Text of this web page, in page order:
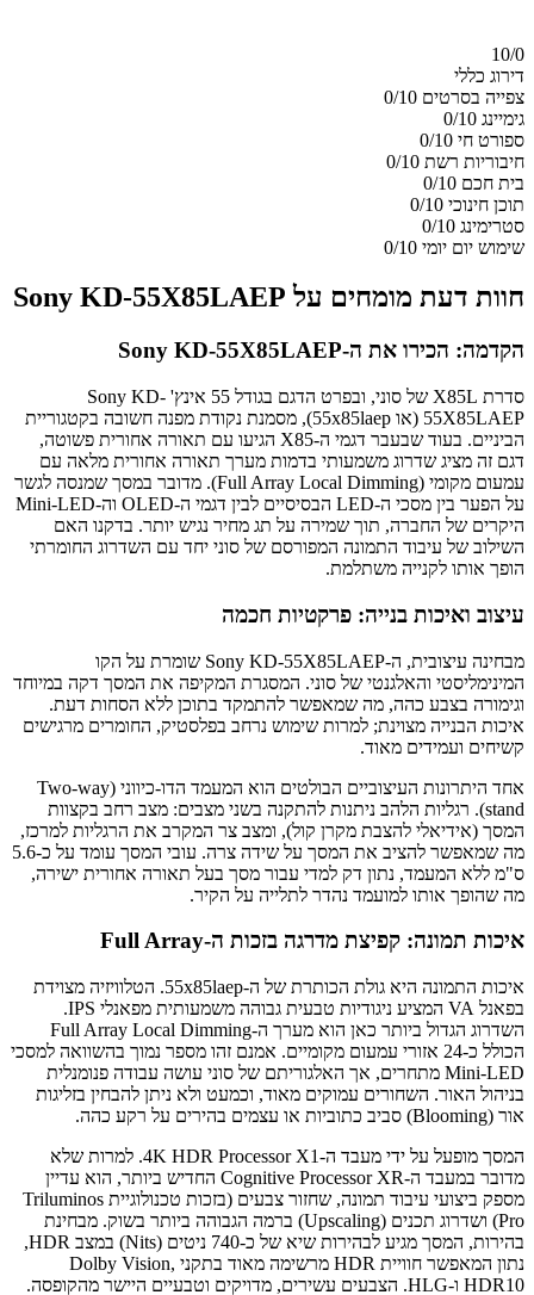
10/0
דירוג כללי
צפייה בסרטים 0/10
גימיינג 0/10
ספורט חי 0/10
חיבוריות רשת 0/10
בית חכם 0/10
תוכן חינוכי 0/10
סטרימינג 0/10
שימוש יום יומי 0/10
חוות דעת מומחים על Sony KD-55X85LAEP
הקדמה: הכירו את ה-Sony KD-55X85LAEP
סדרת X85L של סוני, ובפרט הדגם בגודל 55 אינץ' Sony KD-
55X85LAEP (או 55x85laep), מסמנת נקודת מפנה חשובה בקטגוריית
הביניים. בעוד שבעבר דגמי ה-X85 הגיעו עם תאורה אחורית פשוטה,
דגם זה מציג שדרוג משמעותי בדמות מערך תאורה אחורית מלאה עם
עמעום מקומי (Full Array Local Dimming). מדובר במסך שמנסה לגשר
על הפער בין מסכי ה-LED הבסיסיים לבין דגמי ה-OLED וה-Mini-LED
היקרים של החברה, תוך שמירה על תג מחיר נגיש יותר. בדקנו האם
השילוב של עיבוד התמונה המפורסם של סוני יחד עם השדרוג החומרתי
הופך אותו לקנייה משתלמת.
עיצוב ואיכות בנייה: פרקטיות חכמה
מבחינה עיצובית, ה-Sony KD-55X85LAEP שומרת על הקו
המינימליסטי והאלגנטי של סוני. המסגרת המקיפה את המסך דקה במיוחד
וגימורה בצבע כהה, מה שמאפשר להתמקד בתוכן ללא הסחות דעת.
איכות הבנייה מצוינת; למרות שימוש נרחב בפלסטיק, החומרים מרגישים
קשיחים ועמידים מאוד.
אחד היתרונות העיצוביים הבולטים הוא המעמד הדו-כיווני (Two-way
stand). רגליות הלהב ניתנות להתקנה בשני מצבים: מצב רחב בקצוות
המסך (אידיאלי להצבת מקרן קול), ומצב צר המקרב את הרגליות למרכז,
מה שמאפשר להציב את המסך על שידה צרה. עובי המסך עומד על כ-5.6
ס"מ ללא המעמד, נתון דק למדי עבור מסך בעל תאורה אחורית ישירה,
מה שהופך אותו למועמד נהדר לתלייה על הקיר.
איכות תמונה: קפיצת מדרגה בזכות ה-Full Array
איכות התמונה היא גולת הכותרת של ה-55x85laep. הטלוויזיה מצוידת
בפאנל VA המציע ניגודיות טבעית גבוהה משמעותית מפאנלי IPS.
השדרוג הגדול ביותר כאן הוא מערך ה-Full Array Local Dimming
הכולל כ-24 אזורי עמעום מקומיים. אמנם זהו מספר נמוך בהשוואה למסכי
Mini-LED מתחרים, אך האלגוריתם של סוני עושה עבודה פנומנלית
בניהול האור. השחורים עמוקים מאוד, וכמעט ולא ניתן להבחין בזליגות
אור (Blooming) סביב כתוביות או עצמים בהירים על רקע כהה.
המסך מופעל על ידי מעבד ה-4K HDR Processor X1. למרות שלא
מדובר במעבד ה-Cognitive Processor XR החדיש ביותר, הוא עדיין
מספק ביצועי עיבוד תמונה, שחזור צבעים (בזכות טכנולוגיית Triluminos
Pro) ושדרוג תכנים (Upscaling) ברמה הגבוהה ביותר בשוק. מבחינת
בהירות, המסך מגיע לבהירות שיא של כ-740 ניטים (Nits) במצב HDR,
נתון המאפשר חוויית HDR מרשימה מאוד בתקני Dolby Vision,
HDR10 ו-HLG. הצבעים עשירים, מדויקים וטבעיים היישר מהקופסה.